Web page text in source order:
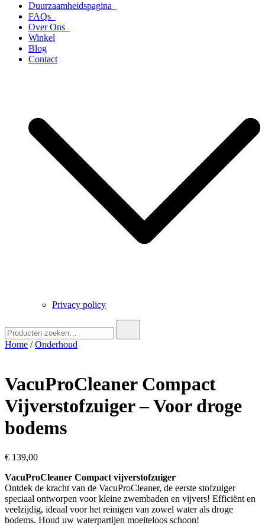
Duurzaamheidspagina
FAQs
Over Ons
Winkel
Blog
Contact
Privacy policy
naar:
Home /Onderhoud
VacuProCleaner Compact
Vijverstofzuiger – Voor droge
bodems
€ 139,00
VacuProCleaner Compact vijverstofzuiger
Ontdek de kracht van de VacuProCleaner, de eerste stofzuiger
speciaal ontworpen voor kleine zwembaden en vijvers! Efficiënt en
veelzijdig, ideaal voor het reinigen van zowel water als droge
bodems. Houd uw waterpartijen moeiteloos schoon!